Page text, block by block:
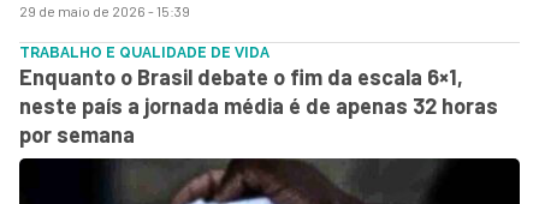
29 de maio de 2026 - 15:39
TRABALHO E QUALIDADE DE VIDA
Enquanto o Brasil debate o fim da escala 6×1,
neste país a jornada média é de apenas 32 horas
por semana